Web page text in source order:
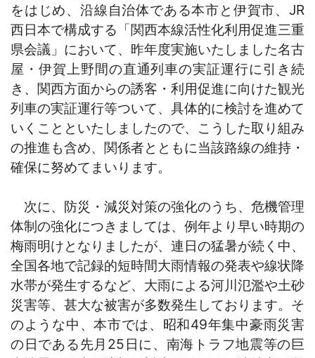
をはじめ、沿線自治体である本市と伊賀市、JR
西日本で構成する「関西本線活性化利用促進三重
県会議」において、昨年度実施いたしました名古
屋・伊賀上野間の直通列車の実証運行に引き続
き、関西方面からの誘客・利用促進に向けた観光
列車の実証運行等ついて、具体的に検討を進めて
いくことといたしましたので、こうした取り組み
の推進も含め、関係者とともに当該路線の維持・
確保に努めてまいります。
次に、防災・減災対策の強化のうち、危機管理
体制の強化につきましては、例年より早い時期の
梅雨明けとなりましたが、連日の猛暑が続く中、
全国各地で記録的短時間大雨情報の発表や線状降
水帯が発生するなど、大雨による河川氾濫や土砂
災害等、甚大な被害が多数発生しております。そ
のような中、本市では、昭和49年集中豪雨災害
の日である先月25日に、南海トラフ地震等の巨